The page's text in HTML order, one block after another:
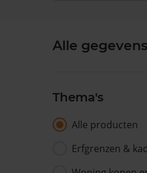
Alle
Thema's
Alle producten
Erfgrenzen &